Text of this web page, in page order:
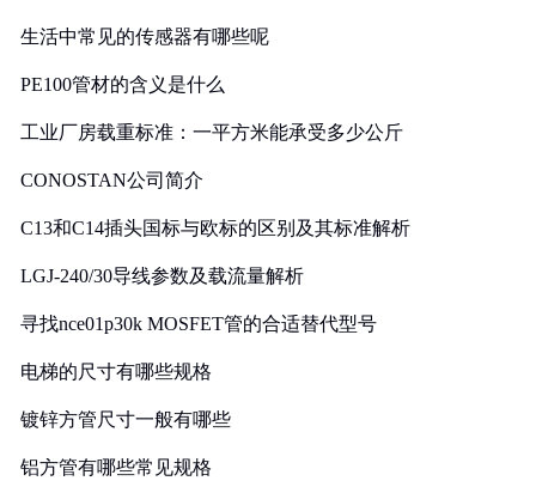
生活中常见的传感器有哪些呢
PE100管材的含义是什么
工业厂房载重标准：一平方米能承受多少公斤
CONOSTAN公司简介
C13和C14插头国标与欧标的区别及其标准解析
LGJ-240/30导线参数及载流量解析
寻找nce01p30k MOSFET管的合适替代型号
电梯的尺寸有哪些规格
镀锌方管尺寸一般有哪些
铝方管有哪些常见规格